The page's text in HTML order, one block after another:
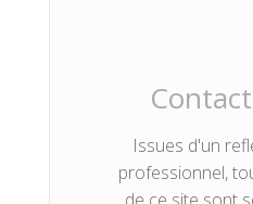
Issues d'un
professionnel,
de ce site sont